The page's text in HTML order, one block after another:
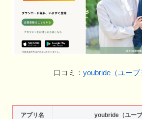
口コミ： youbride（ユーブ
アプリ名 youbride（ユーブ